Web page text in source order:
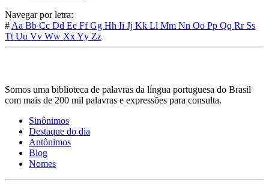
Navegar por letra:
# Aa Bb Cc Dd Ee FfGg Hh Ii Jj Kk Ll Mm Nn Oo Pp Qq Rr Ss
Tt Uu Vv Ww XxYy Zz
Somos uma biblioteca de palavras da língua portuguesa do Brasil
com mais de 200 mil palavras e expressões para consulta.
Sinônimos
Destaque do dia
Antônimos
Blog
Nomes